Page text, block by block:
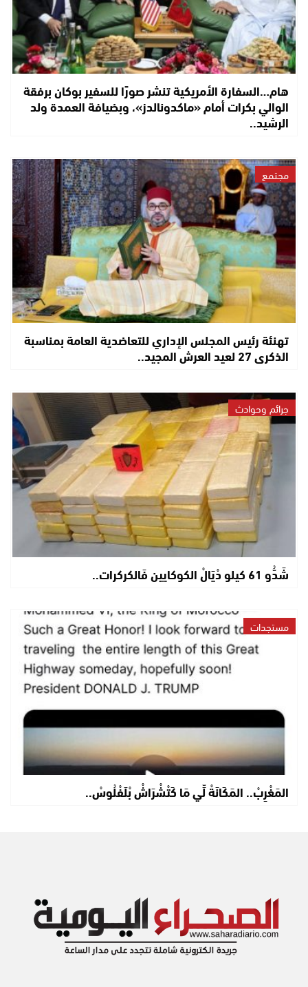
هام…السفارة الأمريكية تنشر صورًا للسفير بوكان برفقة
الوالي بكرات أمام «ماكدونالدز»، وبضيافة العمدة ولد
الرشيد..
مجتمع
تهنئة رئيس المجلس الإداري للتعاضدية العامة بمناسبة
الذكرى 27 لعيد العرش المجيد..
جرائم وحوادث
شَدُّو 61 كيلو دْيَالْ الكوكايين فَالكركرات..
مستجدات
المَغْرِبْ.. المَكَانَةْ لِّي مَا كَتْشْرَاشْ بْلَفْلُوسْ..